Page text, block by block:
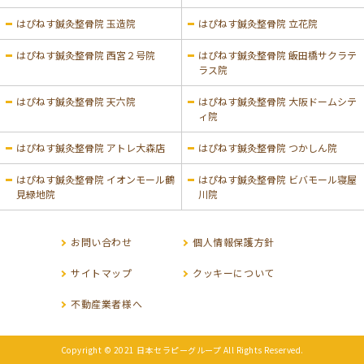
はぴねす鍼灸整骨院 玉造院 はぴねす鍼灸整骨院 立花院
はぴねす鍼灸整骨院 西宮２号院
はぴねす鍼灸整骨院 飯田橋サクラテ
ラス院
はぴねす鍼灸整骨院 天六院
はぴねす鍼灸整骨院 大阪ドームシテ
ィ院
はぴねす鍼灸整骨院 アトレ大森店 はぴねす鍼灸整骨院 つかしん院
はぴねす鍼灸整骨院 イオンモール鶴
見緑地院
はぴねす鍼灸整骨院 ビバモール寝屋
川院
お問い合わせ 個人情報保護方針
サイトマップ クッキーについて
不動産業者様へ
Copyright © 2021 日本セラピーグループ All Rights Reserved.